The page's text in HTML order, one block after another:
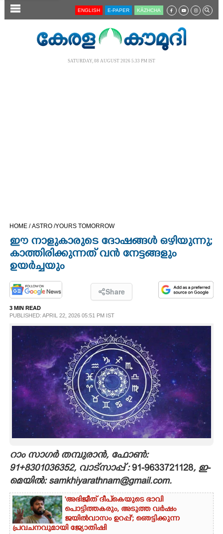
SECTIONS
OPINION
PHOTOS
LIFESTYLE
SPIRITUAL
ART
ASTRO
CARTOONS
LITERATURE
ZOOM
ENGLISH E-PAPER KĀZHCHA
SATURDAY, 08 AUGUST 2026 5.33 PM IST
HOME /ASTRO /YOURS TOMORROW
ഈ നാളുകാരുടെ ദോഷങ്ങൾ ഒഴിയുന്നു;
കാത്തിരിക്കുന്നത് വൻ നേട്ടങ്ങളും
ഉയർച്ചയും
Share
3 MIN READ
PUBLISHED: APRIL 22, 2026 05:51 PM IST
റാം സാഗർ തമ്പുരാൻ, ഫോൺ:
91+8301036352, വാട്സാപ്പ് :91-9633721128, ഇ-
മെയിൽ: samkhiyarathnam@gmail.com.
'അഭിജീത് ദീപ്‌കെയുടെ ഭാവി
പൊട്ടിത്തകരും, അടുത്ത വർഷം
ജയിൽവാസം ഉറപ്പ്'; ഞെട്ടിക്കുന്ന
പ്രവചനവുമായി ജ്യോതിഷി